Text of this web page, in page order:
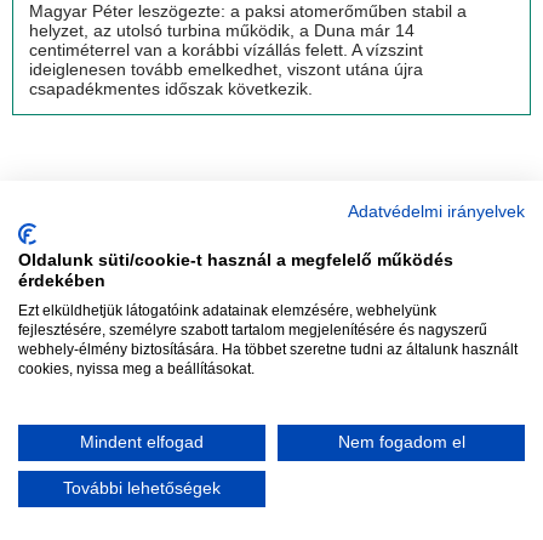
Magyar Péter leszögezte: a paksi atomerőműben stabil a
helyzet, az utolsó turbina működik, a Duna már 14
centiméterrel van a korábbi vízállás felett. A vízszint
ideiglenesen tovább emelkedhet, viszont utána újra
csapadékmentes időszak következik.
Szerkesztőség:szerk@vadhajtasok.hu
Modi:moderator@vadhajtasok.hu
AdatvédelemImpresszumSzerzői jogok
2018 Vadhajtások.hu
Adatvédelmi irányelvek
Oldalunk süti/cookie-t használ a megfelelő működés
érdekében
Ezt elküldhetjük látogatóink adatainak elemzésére, webhelyünk
fejlesztésére, személyre szabott tartalom megjelenítésére és nagyszerű
webhely-élmény biztosítására. Ha többet szeretne tudni az általunk használt
cookies, nyissa meg a beállításokat.
Mindent elfogad Nem fogadom el
További lehetőségek